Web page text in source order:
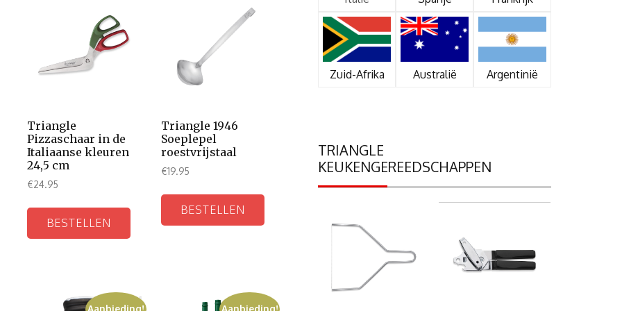
Triangle
Pizzaschaar in de
Italiaanse kleuren
24,5 cm
€24.95
BESTELLEN
Triangle 1946
Soeplepel
roestvrijstaal
€19.95
BESTELLEN
Zuid-Afrika Australië Argentinië
TRIANGLE
KEUKENGEREEDSCHAPPEN